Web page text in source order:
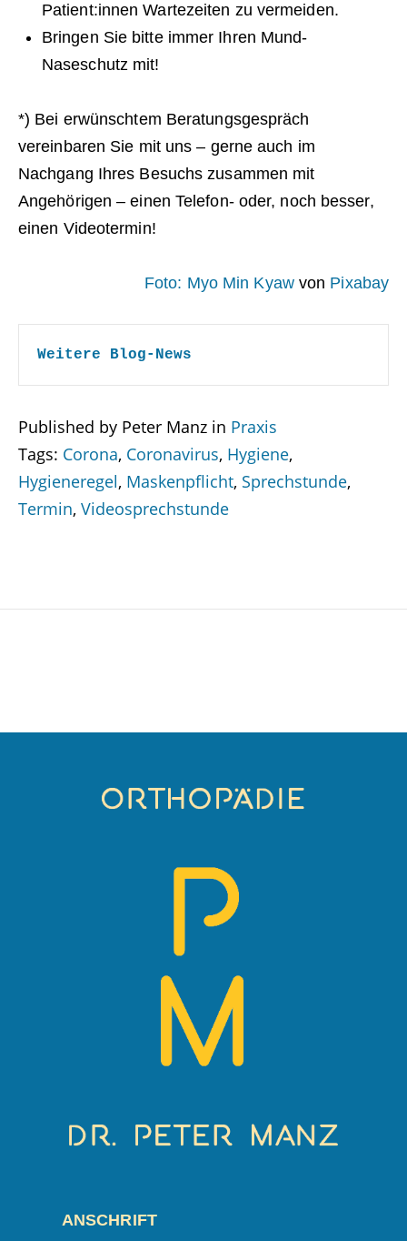
Patient:innen Wartezeiten zu vermeiden.
Bringen Sie bitte immer Ihren Mund-
Naseschutz mit!
*) Bei erwünschtem Beratungsgespräch
vereinbaren Sie mit uns – gerne auch im
Nachgang Ihres Besuchs zusammen mit
Angehörigen – einen Telefon- oder, noch besser,
einen Videotermin!
Foto: Myo Min Kyawvon Pixabay
Weitere Blog-News
Published by Peter Manz in Praxis
Tags: Corona, Coronavirus, Hygiene,
Hygieneregel, Maskenpflicht, Sprechstunde,
Termin, Videosprechstunde
ANSCHRIFT